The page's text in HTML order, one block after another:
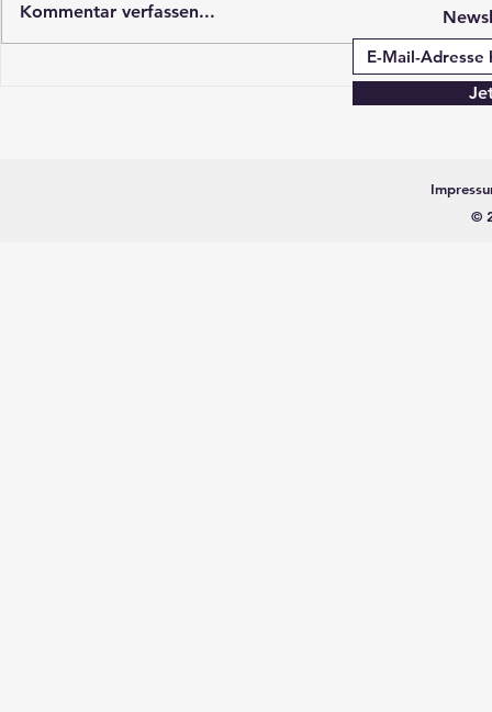
Lebkuchen
verzieren
Kommentar verfassen...
©